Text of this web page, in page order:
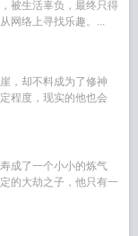
被生活辜负，最终只得
网络上寻找乐趣。...
，却不料成为了修神
程度，现实的他也会
成了一个小小的炼气
的大劫之子，他只有一